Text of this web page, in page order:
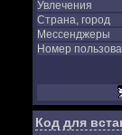
Увлечения
Страна, город
Мессенджеры
Номер
Код для